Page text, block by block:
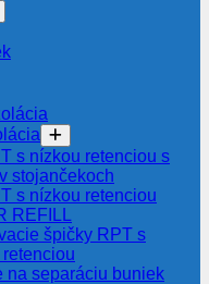
s nízkou retenciou s
stojančekoch
s nízkou retenciou
REFILL
špičky RPT s
na separáciu buniek